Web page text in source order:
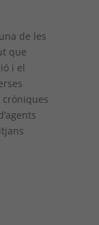
de les
que
i el